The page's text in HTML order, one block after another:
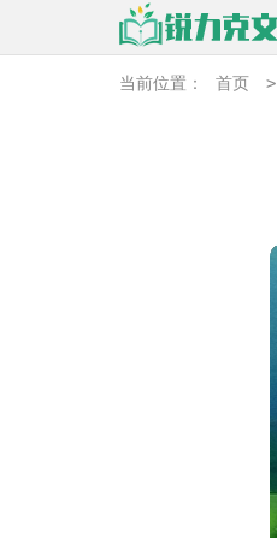
当前位置： 首页 >